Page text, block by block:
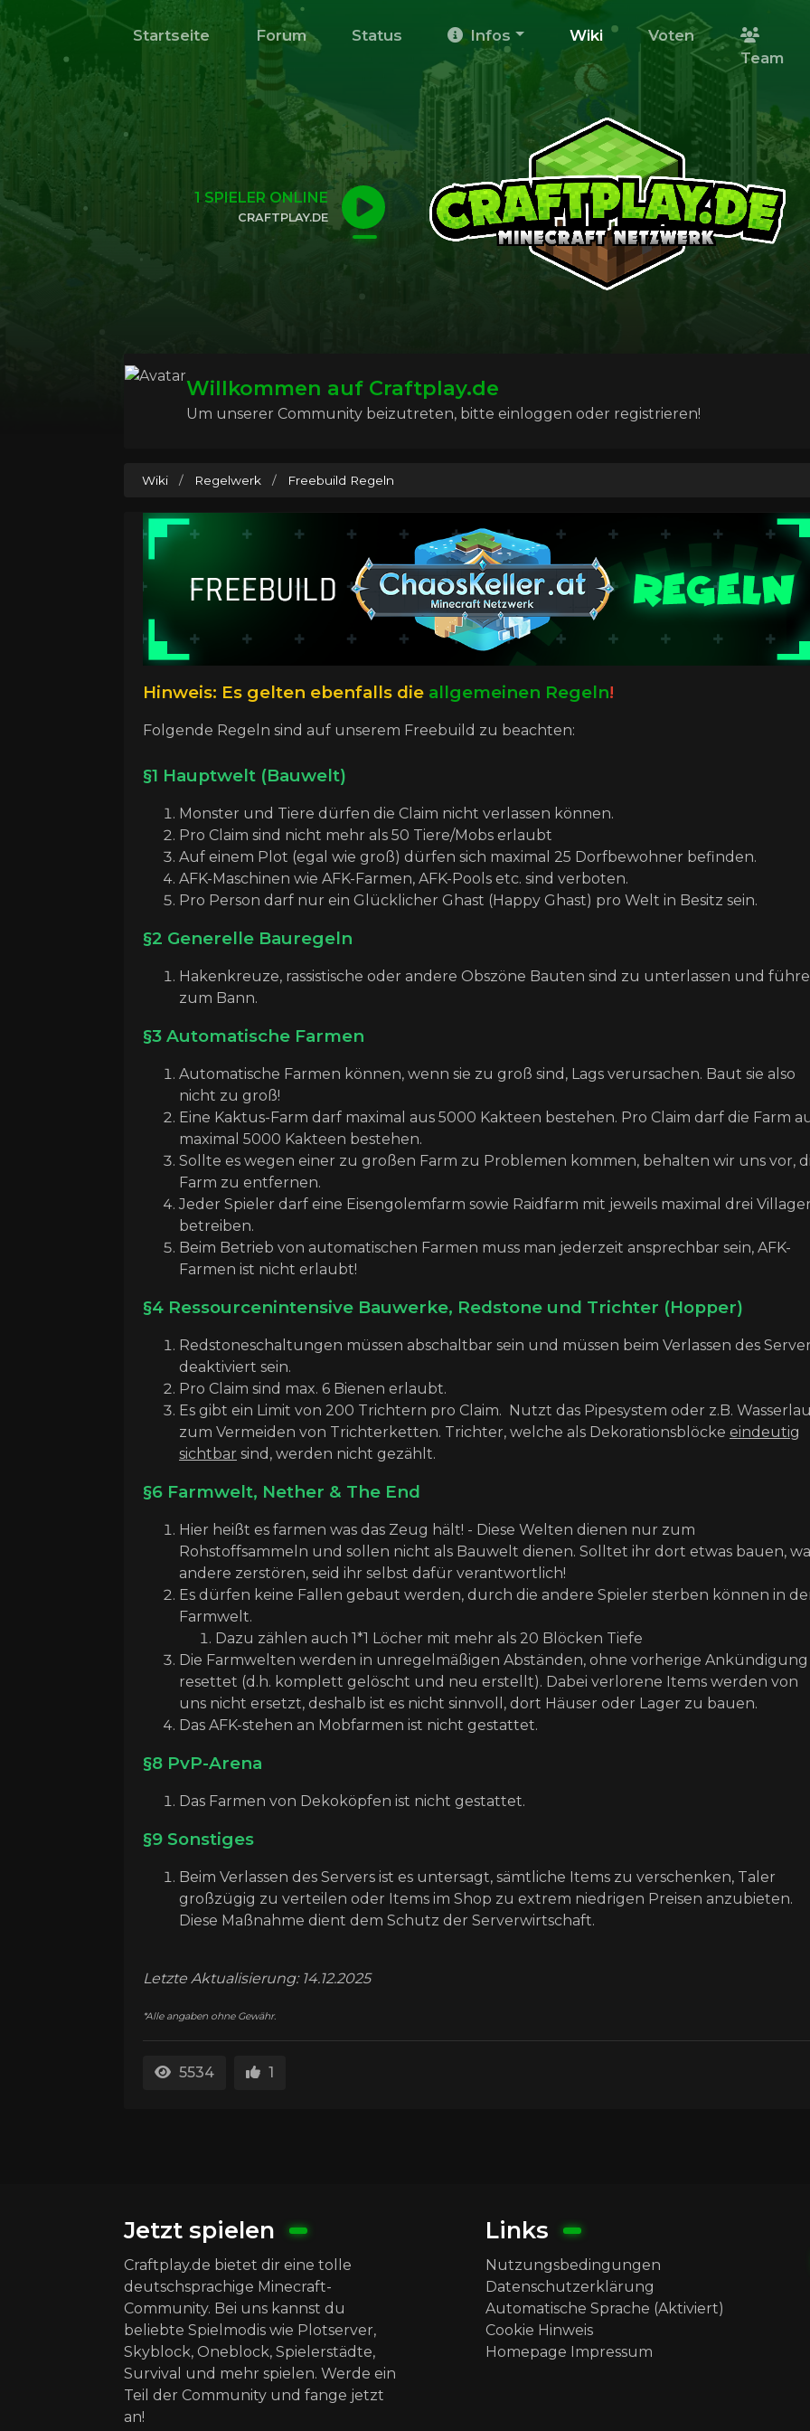
Startseite Forum Status Infos Wiki
Voten
Team
1 SPIELER ONLINE
CRAFTPLAY.DE
KLICKE HIER, UM DIE IP ZU KOPIEREN
Willkommen auf Craftplay.de
Um unserer Community beizutreten, bitte einloggen oder registrieren!
Wiki / Regelwerk / Freebuild Regeln
Hinweis: Es gelten ebenfalls die allgemeinen Regeln!
Folgende Regeln sind auf unserem Freebuild zu beachten:
§1 Hauptwelt (Bauwelt)
Monster und Tiere dürfen die Claim nicht verlassen können.
Pro Claim sind nicht mehr als 50 Tiere/Mobs erlaubt
Auf einem Plot (egal wie groß) dürfen sich maximal 25 Dorfbewohner befinden.
AFK-Maschinen wie AFK-Farmen, AFK-Pools etc. sind verboten.
Pro Person darf nur ein Glücklicher Ghast (Happy Ghast) pro Welt in Besitz sein.
§2 Generelle Bauregeln
Hakenkreuze, rassistische oder andere Obszöne Bauten sind zu unterlassen und
zum Bann.
§3 Automatische Farmen
Automatische Farmen können, wenn sie zu groß sind, Lags verursachen. Baut sie also
nicht zu groß!
Eine Kaktus-Farm darf maximal aus 5000 Kakteen bestehen. Pro Claim darf die Farm
maximal 5000 Kakteen bestehen.
Sollte es wegen einer zu großen Farm zu Problemen kommen, behalten wir uns vor,
Farm zu entfernen.
Jeder Spieler darf eine Eisengolemfarm sowie Raidfarm mit jeweils maximal drei
betreiben.
Beim Betrieb von automatischen Farmen muss man jederzeit ansprechbar sein, AFK-
Farmen ist nicht erlaubt!
§4 Ressourcenintensive Bauwerke, Redstone und Trichter (Hopper)
Redstoneschaltungen müssen abschaltbar sein und müssen beim Verlassen des Server
deaktiviert sein.
Pro Claim sind max. 6 Bienen erlaubt.
Es gibt ein Limit von 200 Trichtern pro Claim. Nutzt das Pipesystem oder z.B.
zum Vermeiden von Trichterketten. Trichter, welche als Dekorationsblöcke eindeutig
sichtbar sind, werden nicht gezählt.
§6 Farmwelt, Nether & The End
Hier heißt es farmen was das Zeug hält! - Diese Welten dienen nur zum
Rohstoffsammeln und sollen nicht als Bauwelt dienen. Solltet ihr dort etwas bauen,
andere zerstören, seid ihr selbst dafür verantwortlich!
Es dürfen keine Fallen gebaut werden, durch die andere Spieler sterben können in
Farmwelt.
Dazu zählen auch 1*1 Löcher mit mehr als 20 Blöcken Tiefe
Die Farmwelten werden in unregelmäßigen Abständen, ohne vorherige Ankündigung
resettet (d.h. komplett gelöscht und neu erstellt). Dabei verlorene Items werden von
uns nicht ersetzt, deshalb ist es nicht sinnvoll, dort Häuser oder Lager zu bauen.
Das AFK-stehen an Mobfarmen ist nicht gestattet.
§8 PvP-Arena
Das Farmen von Dekoköpfen ist nicht gestattet.
§9 Sonstiges
Beim Verlassen des Servers ist es untersagt, sämtliche Items zu verschenken, Taler
großzügig zu verteilen oder Items im Shop zu extrem niedrigen Preisen anzubieten.
Diese Maßnahme dient dem Schutz der Serverwirtschaft.
Letzte Aktualisierung: 14.12.2025
*Alle angaben ohne Gewähr.
5534 1
Jetzt spielen
Craftplay.de bietet dir eine tolle
deutschsprachige Minecraft-
Community. Bei uns kannst du
beliebte Spielmodis wie Plotserver,
Skyblock, Oneblock, Spielerstädte,
Survival und mehr spielen. Werde ein
Teil der Community und fange jetzt
an!
Links
Nutzungsbedingungen
Datenschutzerklärung
Automatische Sprache (Aktiviert)
Cookie Hinweis
Homepage Impressum